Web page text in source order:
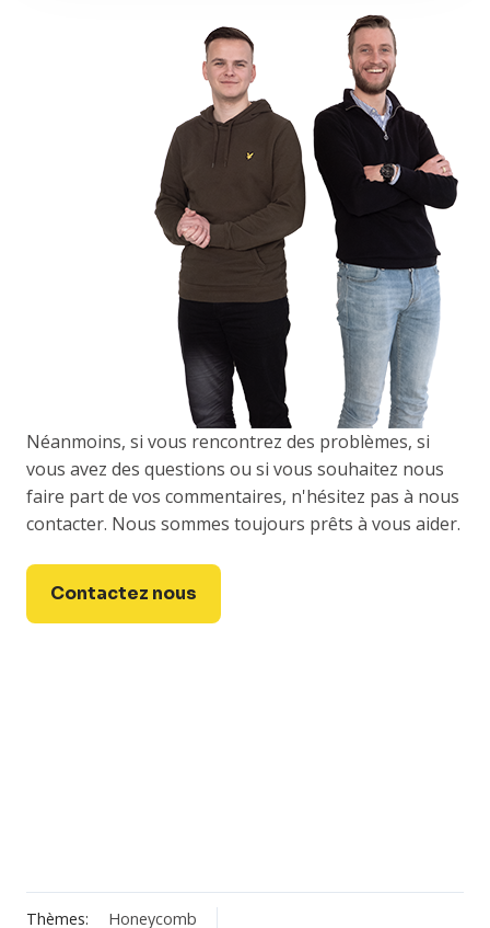
Néanmoins, si vous rencontrez des problèmes, si
vous avez des questions ou si vous souhaitez nous
faire part de vos commentaires, n'hésitez pas à nous
contacter. Nous sommes toujours prêts à vous aider.
Contactez nous
Thèmes:
Honeycomb